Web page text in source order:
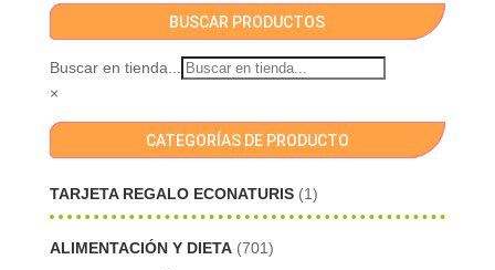
BUSCAR PRODUCTOS
Buscar en tienda...
×
CATEGORÍAS DE PRODUCTO
TARJETA REGALO ECONATURIS (1)
ALIMENTACIÓN Y DIETA (701)